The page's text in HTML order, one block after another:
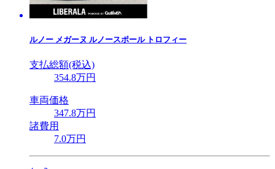
ルノー メガーヌ ルノースポール トロフィー
支払総額(税込)
354.8万円
車両価格
347.8万円
諸費用
7.0万円